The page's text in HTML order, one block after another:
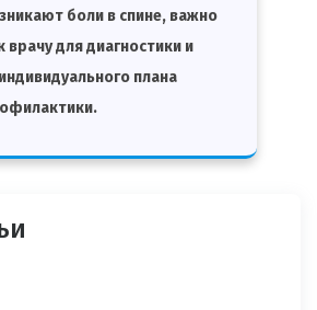
боли в спине, важно
врачу для диагностики и
плана